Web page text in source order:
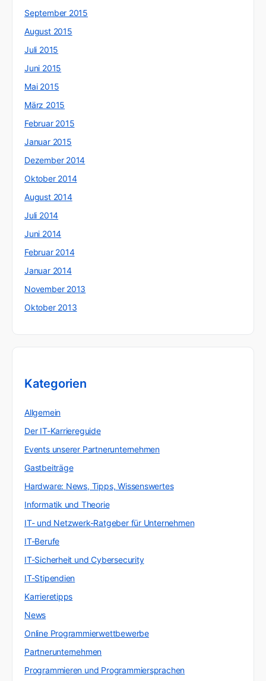
September 2015
August 2015
Juli 2015
Juni 2015
Mai 2015
März 2015
Februar 2015
Januar 2015
Dezember 2014
Oktober 2014
August 2014
Juli 2014
Juni 2014
Februar 2014
Januar 2014
November 2013
Oktober 2013
Kategorien
Allgemein
Der IT-Karriereguide
Events unserer Partnerunternehmen
Gastbeiträge
Hardware: News, Tipps, Wissenswertes
Informatik und Theorie
IT- und Netzwerk-Ratgeber für Unternehmen
IT-Berufe
IT-Sicherheit und Cybersecurity
IT-Stipendien
Karrieretipps
News
Online Programmierwettbewerbe
Partnerunternehmen
Programmieren und Programmiersprachen